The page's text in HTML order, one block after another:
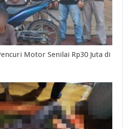
Motor Senilai Rp30 Juta di